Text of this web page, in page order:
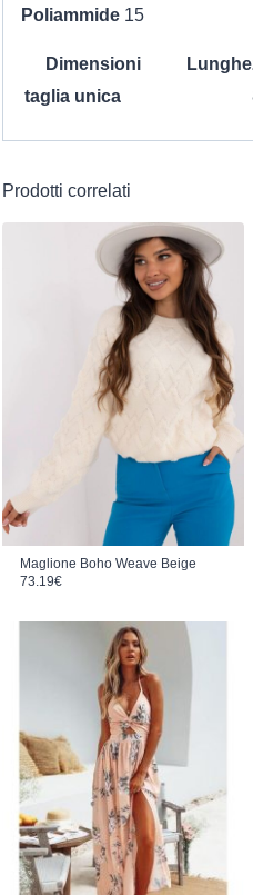
Poliammide 15
Dimensioni
taglia unica
Prodotti correlati
Maglione Boho Weave Beige
73.19€